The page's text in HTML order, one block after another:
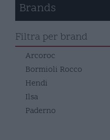
Brands
Filtra per brand
Arcoroc
Bormioli Rocco
Hendi
Ilsa
Paderno